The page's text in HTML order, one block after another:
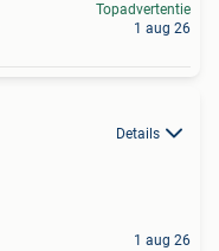
Topadvertentie
1 aug 26
Details
1 aug 26